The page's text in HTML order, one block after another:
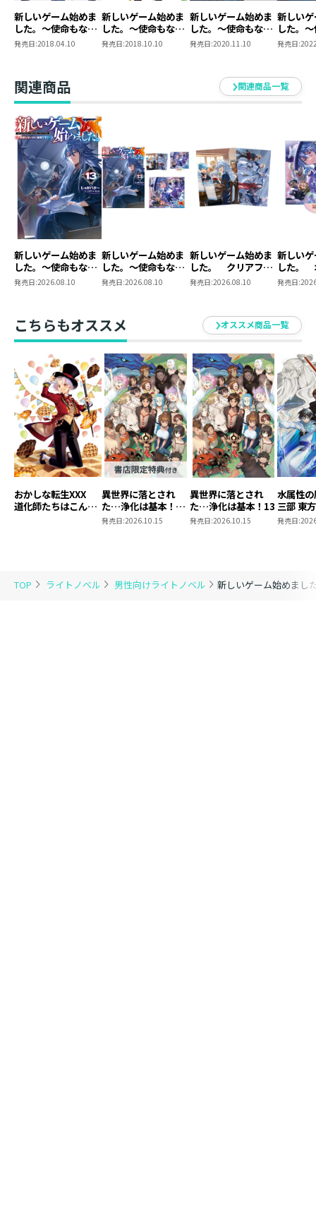
TOP ライトノベル 男性向けライトノベル 新しいゲーム始めまし
とても豪華＆レンガードさんも登場
七巻ともども感想をお待ちしております。
●イラストレーター 塩部縁
机上に飾る小物に最近お熱でして
仕事机がとても賑わってきました。
ところでアクスタっていいですよね。
机上にちょこっと置くのはもちろん
旅先にも持って行って撮影なども楽しめます。
ティータイムなホムラさん＆白とか
ビールでご機嫌なロイとかお座りクルルとか
ケーキ頬張ってるレーノくんとか……
アクスタ……いいですよね……
新しいゲーム始めま
した。～使命もない
のに最強です？～
発売日:2018.04.10
新しいゲーム始めま
した。～使命もない
のに最強です？～2
発売日:2018.10.10
新しいゲーム始めま
した。～使命もない
のに最強です？～3
発売日:2020.11.10
新しい
した。
のに最
発売日:
関連商品 関連商品一覧
新しいゲーム始めま
した。～使命もない
のに最強です？～13
発売日:2026.08.10
新しいゲーム始めま
した。～使命もない
のに最強です？～
発売日:2026.08.10
新しいゲーム始めま
した。 クリアファ
イルセット
発売日:2026.08.10
新しい
した。
クリル
発売日:
こちらもオススメ オススメ商品一覧
おかしな転生XXX
道化師たちはこんが
異世界に落とされ
た…浄化は基本！
13【ピッコマ限定
発売日:2026.10.15
異世界に落とされ
た…浄化は基本！13
発売日:2026.10.15
水属性
三部 東
発売日: